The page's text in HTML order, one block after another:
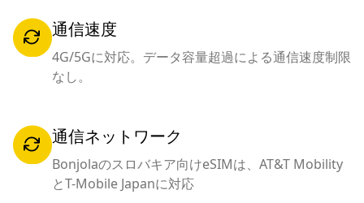
通信速度
4G/5Gに対応。データ容量超過による通信速度制限
なし。
通信ネットワーク
Bonjolaのスロバキア向けeSIMは、AT&T Mobility
とT-Mobile Japanに対応